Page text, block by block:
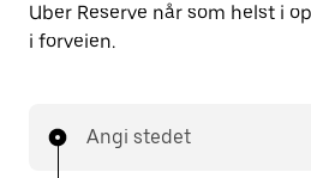
Uber Reserve når som helst i
i forveien.
Angi stedet